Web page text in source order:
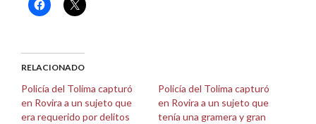
Haz
clic
(Se
abre
una
ventana
nueva)
Haz
clic
(Se
abre
una
ventana
nueva)
RELACIONADO
Policía del Tolima capturó
en Rovira a un sujeto que
era requerido por delitos
Policía del Tolima capturó
en Rovira a un sujeto que
tenía una gramera y gran